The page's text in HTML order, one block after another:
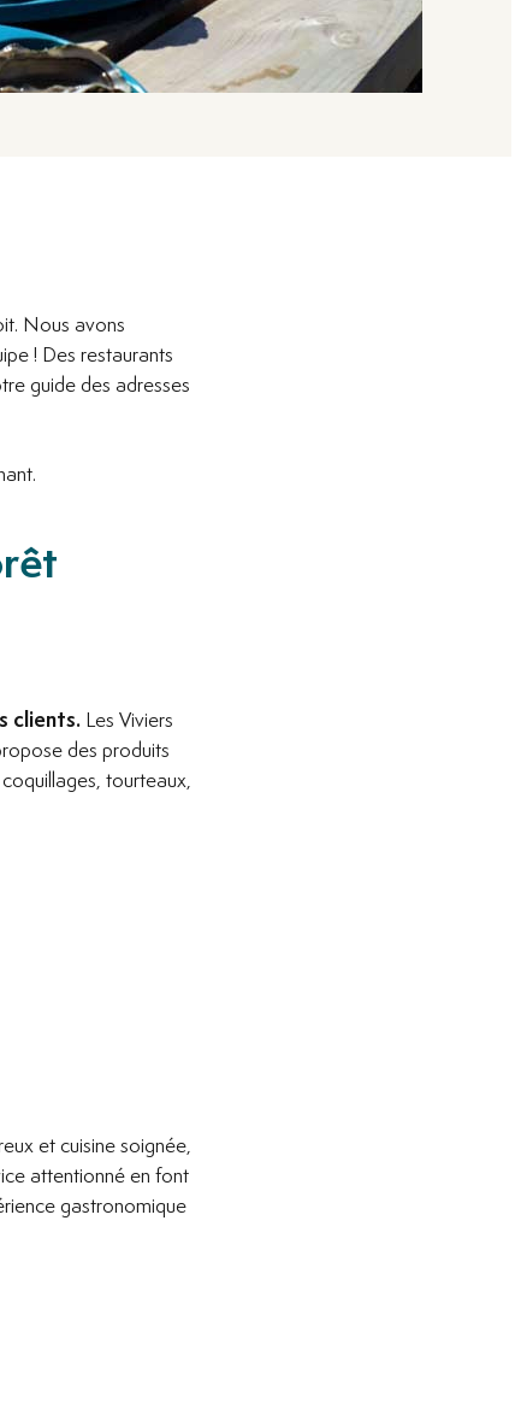
Nous avons
! Des restaurants
guide des adresses
clients. Les Viviers
des produits
tourteaux,
et cuisine soignée,
attentionné en font
gastronomique